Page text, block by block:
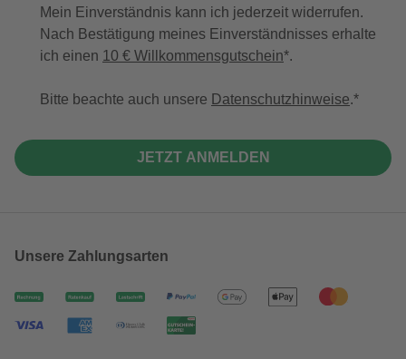
Mein Einverständnis kann ich jederzeit widerrufen.
Nach Bestätigung meines Einverständnisses erhalte
ich einen 10 € Willkommensgutschein*.
Bitte beachte auch unsere Datenschutzhinweise.
JETZT ANMELDEN
Unsere Zahlungsarten